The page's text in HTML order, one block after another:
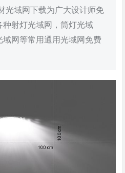
光域网下载为广大设计师免
射灯光域网，筒灯光域
域网等常用通用光域网免费